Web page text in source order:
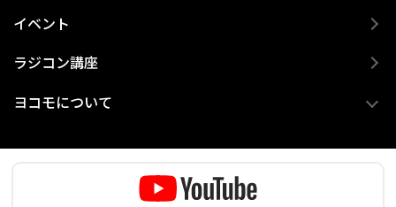
イベント
ラジコン講座
ヨコモについて